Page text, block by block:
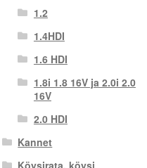
1.2
1.4HDI
1.6 HDI
1.8i 1.8 16V ja 2.0i 2.0
16V
2.0 HDI
Kannet